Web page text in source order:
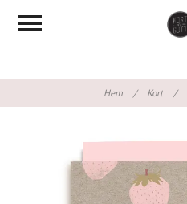
Hem / Kort /